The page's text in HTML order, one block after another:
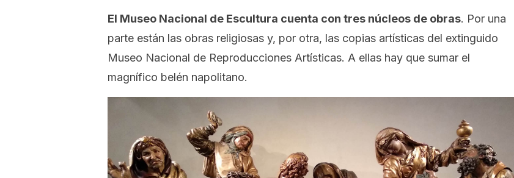
El Museo Nacional de Escultura cuenta con tres núcleos de obras. Por una
parte están las obras religiosas y, por otra, las copias artísticas del extinguido
Museo Nacional de Reproducciones Artísticas. A ellas hay que sumar el
magnífico belén napolitano.